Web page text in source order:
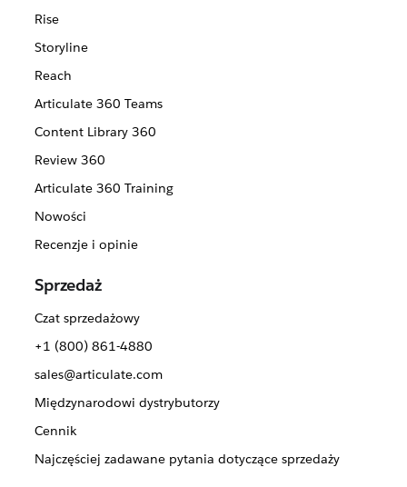
Rise
Storyline
Reach
Articulate 360 Teams
Content Library 360
Review 360
Articulate 360 Training
Nowości
Recenzje i opinie
Sprzedaż
Czat sprzedażowy
+1 (800) 861-4880
sales@articulate.com
Międzynarodowi dystrybutorzy
Cennik
Najczęściej zadawane pytania dotyczące sprzedaży